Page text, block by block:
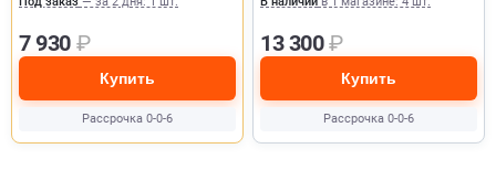
7 930 ₽
Купить
Рассрочка 0-0-6
13 300₽
Купить
Рассрочка 0-0-6